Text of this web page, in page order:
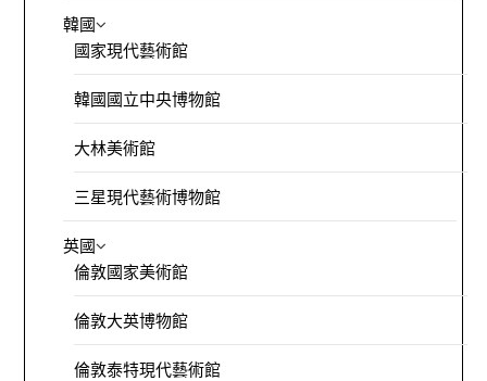
韓國
國家現代藝術館
韓國國立中央博物館
大林美術館
三星現代藝術博物館
英國
倫敦國家美術館
倫敦大英博物館
倫敦泰特現代藝術館